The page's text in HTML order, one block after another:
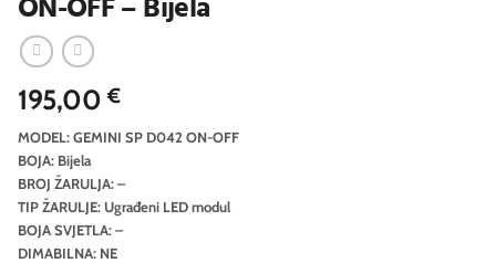
195,00€
MODEL: GEMINI SP D042 ON-OFF
BOJA: Bijela
BROJ ŽARULJA: –
TIP ŽARULJE: Ugrađeni LED modul
BOJA SVJETLA: –
DIMABILNA: NE